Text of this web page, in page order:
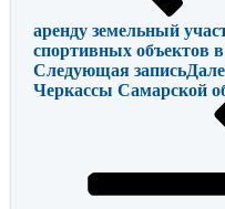
аренду земельный
спортивных объектов
Следующая запись
Черкассы Самарской